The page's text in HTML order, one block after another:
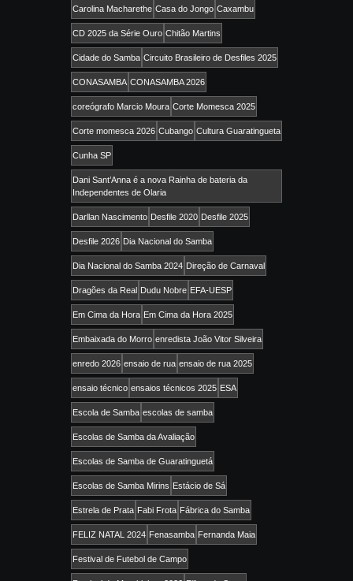
Carolina Macharethe Casa do Jongo Caxambu
CD 2025 da Série Ouro Chitão Martins
Cidade do Samba Circuito Brasileiro de Desfiles 2025
CONASAMBA CONASAMBA 2026
coreógrafo Marcio Moura Corte Momesca 2025
Corte momesca 2026 Cubango Cultura Guaratingueta
Cunha SP
Dani Sant’Anna é a nova Rainha de bateria da
Independentes de Olaria
Darllan Nascimento Desfile 2020 Desfile 2025
Desfile 2026 Dia Nacional do Samba
Dia Nacional do Samba 2024 Direção de Carnaval
Dragões da Real Dudu Nobre EFA-UESP
Em Cima da Hora Em Cima da Hora 2025
Embaixada do Morro enredista João Vitor Silveira
enredo 2026 ensaio de rua ensaio de rua 2025
ensaio técnico ensaios técnicos 2025 ESA
Escola de Samba escolas de samba
Escolas de Samba da Avaliação
Escolas de Samba de Guaratinguetá
Escolas de Samba Mirins Estácio de Sá
Estrela de Prata Fabi Frota Fábrica do Samba
FELIZ NATAL 2024 Fenasamba Fernanda Maia
Festival de Futebol de Campo